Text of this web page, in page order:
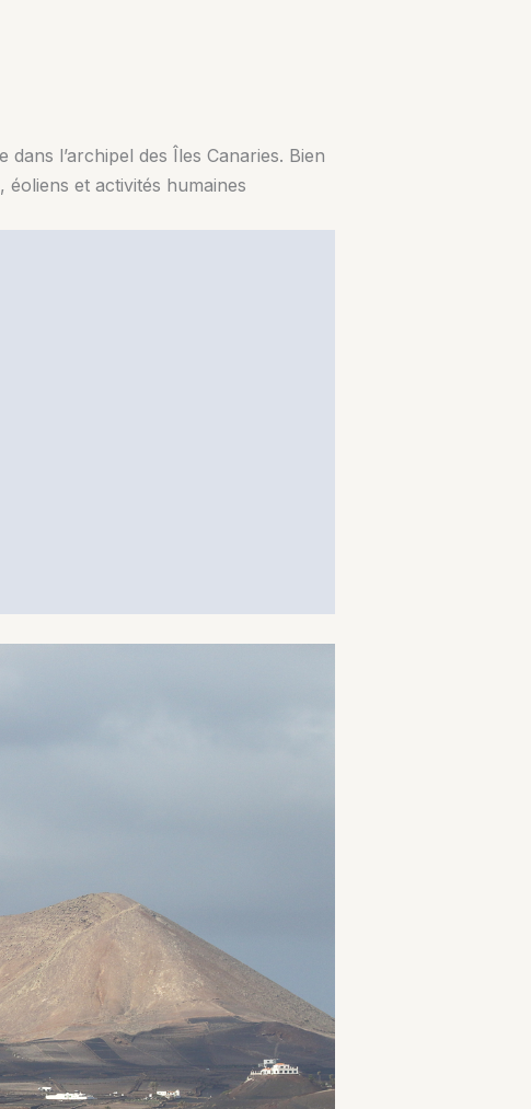
l’archipel des Îles Canaries. Bien
éoliens et activités humaines